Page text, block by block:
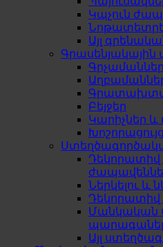
Կպչուն
Այլ
Բեյջեր
Կարիչներ և
Դեկորատիվ
Ներկելու և
Դեկորատիվ
Մանկական
Այլ